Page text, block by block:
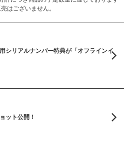
はございません。
シリアルナンバー特典が「オフラインイ
ット公開！